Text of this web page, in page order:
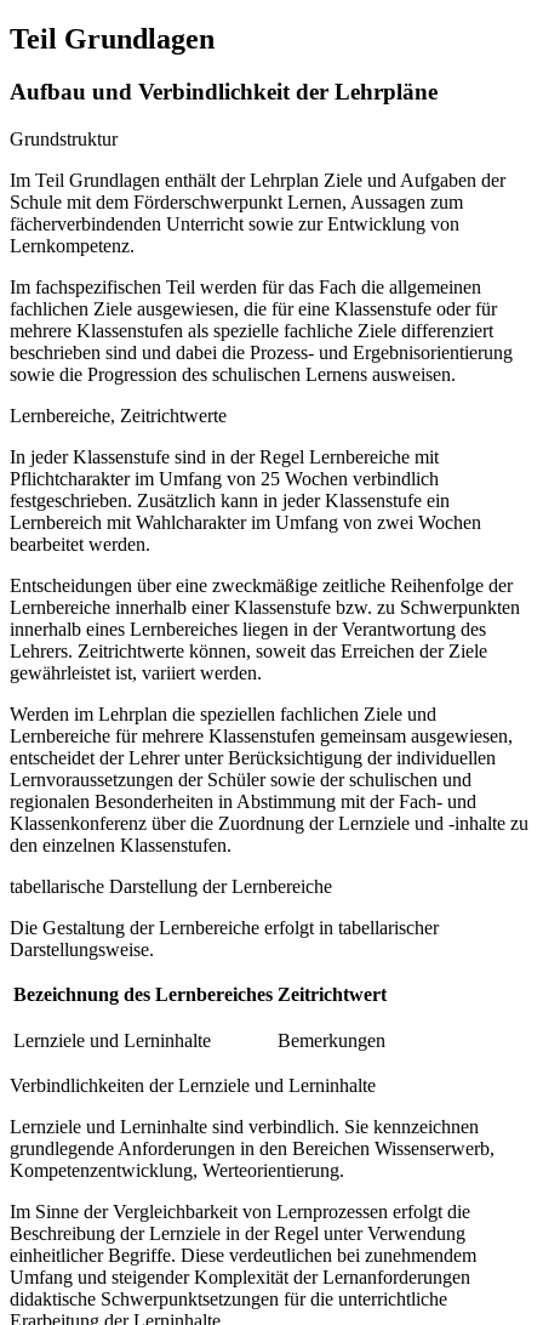
Teil Grundlagen
Aufbau und Verbindlichkeit der Lehrpläne
Grundstruktur
Im Teil Grundlagen enthält der Lehrplan Ziele und Aufgaben der
Schule mit dem Förderschwerpunkt Lernen, Aussagen zum
fächerverbindenden Unterricht sowie zur Entwicklung von
Lernkompetenz.
Im fachspezifischen Teil werden für das Fach die allgemeinen
fachlichen Ziele ausgewiesen, die für eine Klassenstufe oder für
mehrere Klassenstufen als spezielle fachliche Ziele differenziert
beschrieben sind und dabei die Prozess- und Ergebnisorientierung
sowie die Progression des schulischen Lernens ausweisen.
Lernbereiche, Zeitrichtwerte
In jeder Klassenstufe sind in der Regel Lernbereiche mit
Pflichtcharakter im Umfang von 25 Wochen verbindlich
festgeschrieben. Zusätzlich kann in jeder Klassenstufe ein
Lernbereich mit Wahlcharakter im Umfang von zwei Wochen
bearbeitet werden.
Entscheidungen über eine zweckmäßige zeitliche Reihenfolge der
Lernbereiche innerhalb einer Klassenstufe bzw. zu Schwerpunkten
innerhalb eines Lernbereiches liegen in der Verantwortung des
Lehrers. Zeitrichtwerte können, soweit das Erreichen der Ziele
gewährleistet ist, variiert werden.
Werden im Lehrplan die speziellen fachlichen Ziele und
Lernbereiche für mehrere Klassenstufen gemeinsam ausgewiesen,
entscheidet der Lehrer unter Berücksichtigung der individuellen
Lernvoraussetzungen der Schüler sowie der schulischen und
regionalen Besonderheiten in Abstimmung mit der Fach- und
Klassenkonferenz über die Zuordnung der Lernziele und -inhalte zu
den einzelnen Klassenstufen.
tabellarische Darstellung der Lernbereiche
Die Gestaltung der Lernbereiche erfolgt in tabellarischer
Darstellungsweise.
Bezeichnung des Lernbereiches Zeitrichtwert
Lernziele und Lerninhalte Bemerkungen
Verbindlichkeiten der Lernziele und Lerninhalte
Lernziele und Lerninhalte sind verbindlich. Sie kennzeichnen
grundlegende Anforderungen in den Bereichen Wissenserwerb,
Kompetenzentwicklung, Werteorientierung.
Im Sinne der Vergleichbarkeit von Lernprozessen erfolgt die
Beschreibung der Lernziele in der Regel unter Verwendung
einheitlicher Begriffe. Diese verdeutlichen bei zunehmendem
Umfang und steigender Komplexität der Lernanforderungen
didaktische Schwerpunktsetzungen für die unterrichtliche